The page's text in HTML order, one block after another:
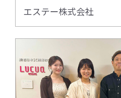
エステー株式会社